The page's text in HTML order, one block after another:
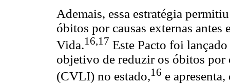
Ademais, essa estratégia
óbitos por causas externas antes
Vida.16,17 Este Pacto foi
objetivo de reduzir os óbitos
(CVLI) no estado,16 e